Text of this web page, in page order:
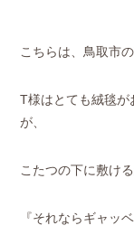
こちらは、鳥取市
T様はとても絨毯が
が、
こたつの下に敷け
『それならギャッ